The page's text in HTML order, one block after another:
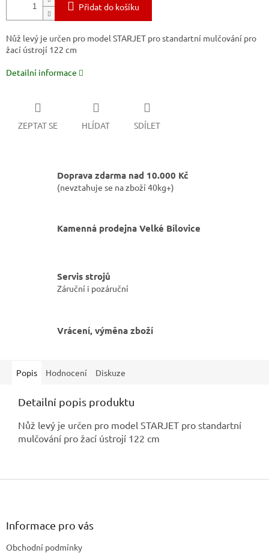
Přidat do košíku
Nůž levý je určen pro model STARJET pro standartní mulčování pro
žací ústrojí 122 cm
Detailní informace
ZEPTAT SE HLÍDAT SDÍLET
Doprava zdarma nad 10.000 Kč
(nevztahuje se na zboží 40kg+)
Kamenná prodejna Velké Bílovice
Servis strojů
Záruční i pozáruční
Vrácení, výměna zboží
Popis Hodnocení Diskuze
Detailní popis produktu
Nůž levý je určen pro model STARJET pro standartní
mulčování pro žací ústrojí 122 cm
Z
Informace pro vás
Obchodní podmínky